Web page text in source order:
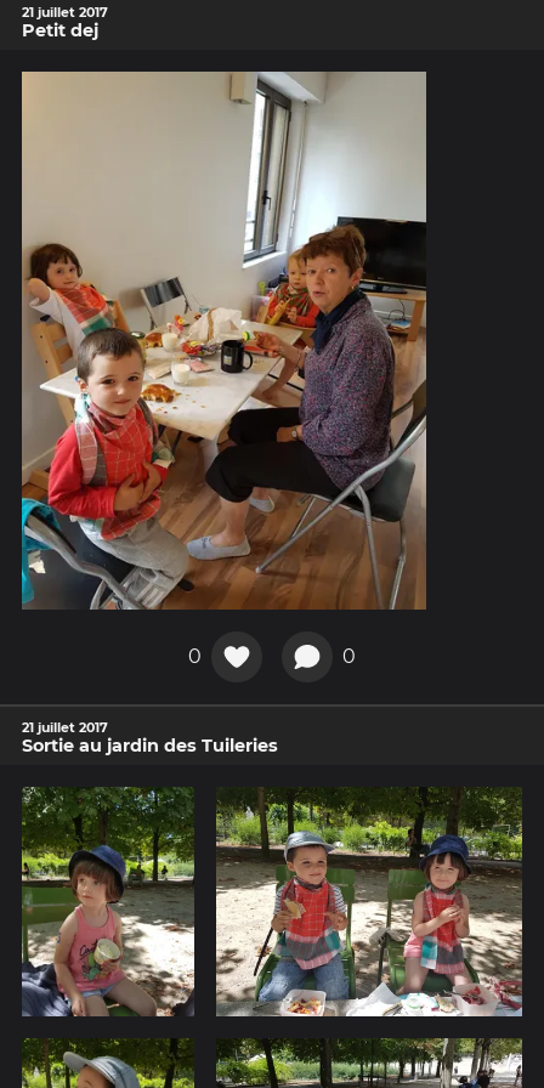
21 juillet 2017
Petit dej
0 0
21 juillet 2017
Sortie au jardin des Tuileries